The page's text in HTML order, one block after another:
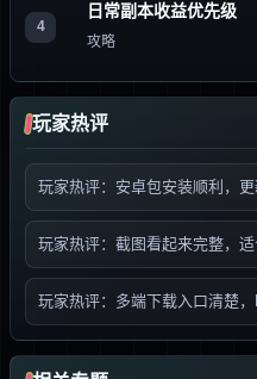
4
日常副本收益优先级
攻略
玩家热评
玩家热评：安卓包安装顺利，更
玩家热评：截图看起来完整，适
玩家热评：多端下载入口清楚，